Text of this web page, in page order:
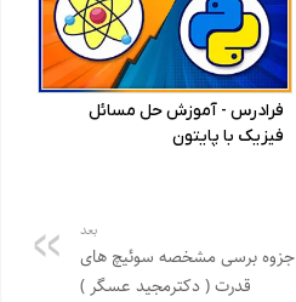
بعد
جزوه برسی مشخصه سوئیچ های
قدرت ( دکترمجید عسگر )